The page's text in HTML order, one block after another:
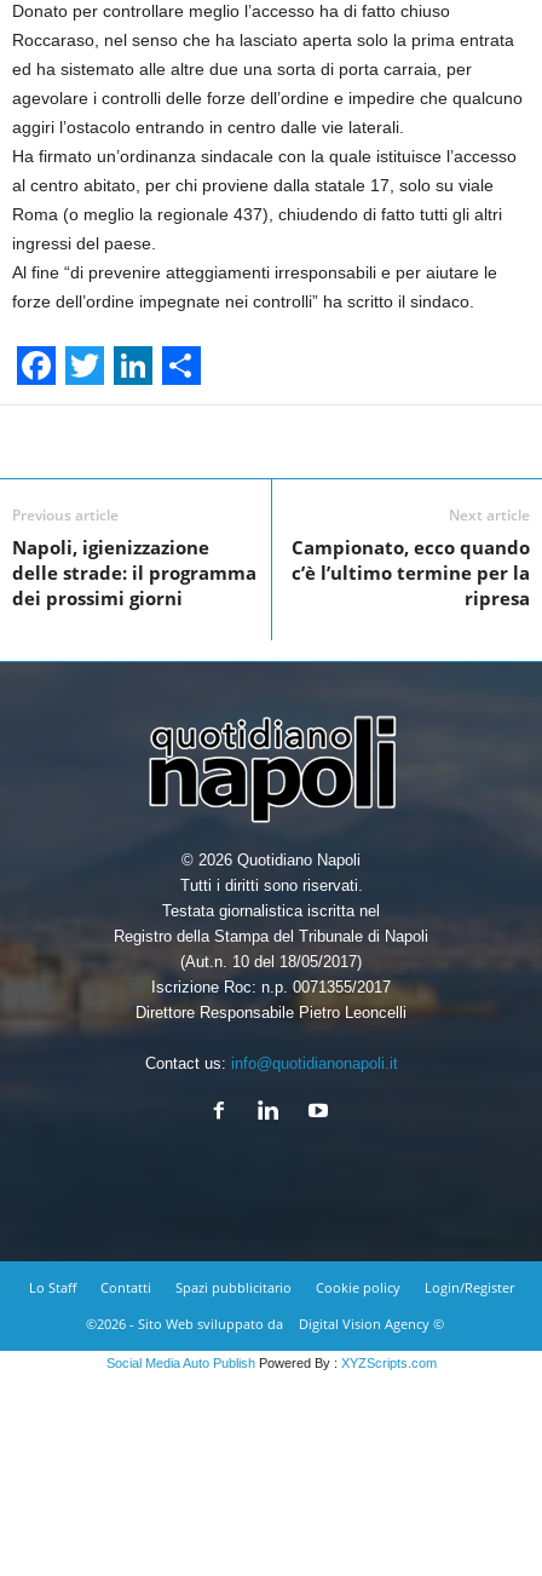
Donato per controllare meglio l’accesso ha di fatto chiuso
Roccaraso, nel senso che ha lasciato aperta solo la prima entrata
ed ha sistemato alle altre due una sorta di porta carraia, per
agevolare i controlli delle forze dell’ordine e impedire che qualcuno
aggiri l’ostacolo entrando in centro dalle vie laterali.
Ha firmato un’ordinanza sindacale con la quale istituisce l’accesso
al centro abitato, per chi proviene dalla statale 17, solo su viale
Roma (o meglio la regionale 437), chiudendo di fatto tutti gli altri
ingressi del paese.
Al fine “di prevenire atteggiamenti irresponsabili e per aiutare le
forze dell’ordine impegnate nei controlli” ha scritto il sindaco.
F
c
e
b
o
k
T
i
t
t
e
L
n
k
e
d
n
S
a
e
Previous article
Napoli, igienizzazione
delle strade: il programma
dei prossimi giorni
Next article
Campionato, ecco quando
c’è l’ultimo termine per la
ripresa
© 2026 Quotidiano Napoli
Tutti i diritti sono riservati.
Testata giornalistica iscritta nel
Registro della Stampa del Tribunale di Napoli
(Aut.n. 10 del 18/05/2017)
Iscrizione Roc: n.p. 0071355/2017
Direttore Responsabile Pietro Leoncelli
Contact us: info@quotidianonapoli.it
Lo Staff Contatti Spazi pubblicitario Cookie policy
Login/Register
©2026 - Sito Web sviluppato da
Digital Vision Agency ©
Social Media Auto PublishPowered By : XYZScripts.com